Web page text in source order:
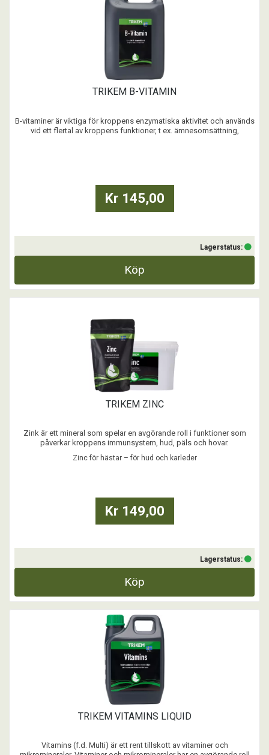
TRIKEM B-VITAMIN
B-vitaminer är viktiga för kroppens enzymatiska aktivitet och används
vid ett flertal av kroppens funktioner, t ex. ämnesomsättning,
Kr 145,00
Lagerstatus:
Köp
TRIKEM ZINC
Zink är ett mineral som spelar en avgörande roll i funktioner som
påverkar kroppens immunsystem, hud, päls och hovar.
hudproblem.
Zinc för hästar – för hud och karleder
Kr 149,00
Lagerstatus:
Köp
TRIKEM VITAMINS LIQUID
Vitamins (f.d. Multi) är ett rent tillskott av vitaminer och